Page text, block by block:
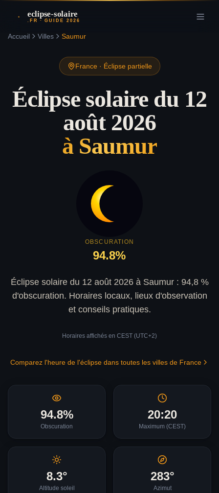
eclipse-solaire
.FR · GUIDE 2026
Accueil Villes Saumur
France· Éclipse partielle
Éclipse solaire du 12
août 2026
à Saumur
OBSCURATION
94.8%
Éclipse solaire du 12 août 2026 à Saumur : 94,8 %
d'obscuration. Horaires locaux, lieux d'observation
et conseils pratiques.
Horaires affichés en CEST (UTC+2)
Comparez l'heure de l'éclipse dans toutes les villes de France
94.8%
Obscuration
20:20
Maximum (CEST)
8.3°
Altitude soleil
283°
Azimut